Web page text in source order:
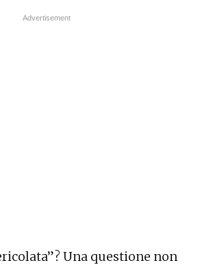
Una questione non